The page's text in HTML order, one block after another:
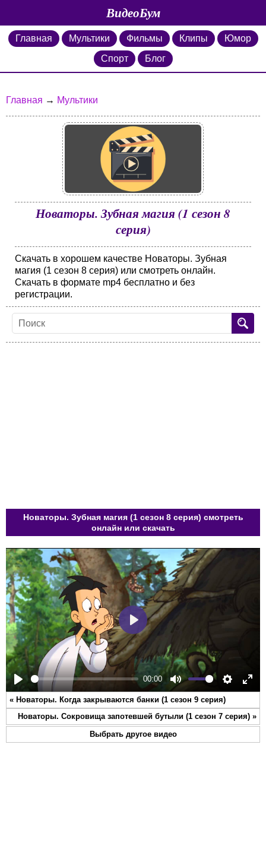
ВидеоБум
Главная Мультики Фильмы Клипы
Юмор
Спорт
Блог
Главная → Мультики
Новаторы. Зубная магия (1 сезон 8
серия)
Скачать в хорошем качестве Новаторы. Зубная
магия (1 сезон 8 серия) или смотреть онлайн.
Скачать в формате mp4 бесплатно и без
регистрации.
Новаторы. Зубная магия (1 сезон 8 серия) смотреть
онлайн или скачать
Play
00:00
Mute Settings
Play
« Новаторы. Когда закрываются банки (1 сезон 9 серия)
Новаторы. Сокровища запотевшей бутыли (1 сезон 7 серия) »
Выбрать другое видео